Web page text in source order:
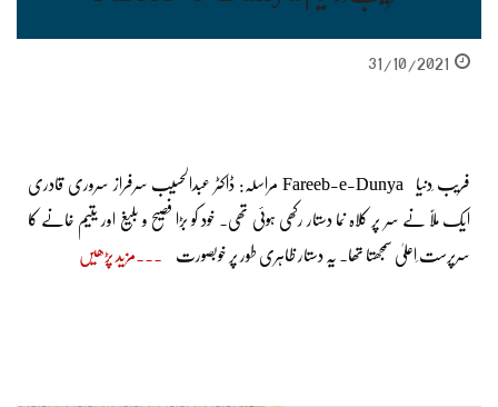
31/10/2021
فریب ِدنیا Fareeb-e-Dunya مراسلہ: ڈاکٹر عبدالحسیب سرفراز سروری قادری
ایک ملّا نے سر پر کلاہ نما دستار رکھی ہوئی تھی۔ خود کو بڑا فصیح و بلیغ اور یتیم خانے کا
سرپرست ِاعلیٰ سمجھتا تھا۔ یہ دستار ظاہری طور پر خوبصورت مزید پڑھیں